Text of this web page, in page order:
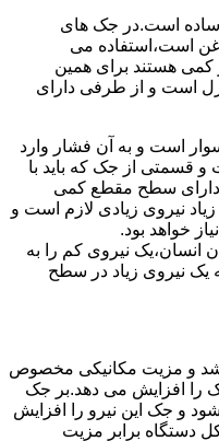
ساده است.در جک های
است،استفاده می
کمی هستند برای همین
است و از طرفی دارای
است و به آن فشار وارد
قسمتی از جک که باید با
سطح مقطع کمی
نیروی زیادی لازم است و
خواهد بود.
انسان،یک نیروی کم را به
یک نیروی زیاد در سطح
و مزیت مکانیکی مخصوص
را افزایش می دهد.بر جک
و جک این نیرو را افزایش
دستگاه برابر مزیت